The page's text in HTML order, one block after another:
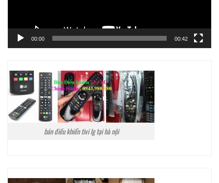
00:00 00:42
bán điều khiển tivi lg tại hà nội